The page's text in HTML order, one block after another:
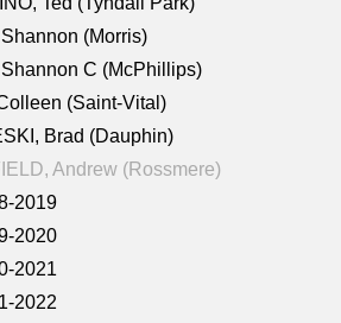
(Morris)
C (McPhillips)
(Saint-Vital)
Brad (Dauphin)
Andrew (Rossmere)
2019
2020
2021
2022